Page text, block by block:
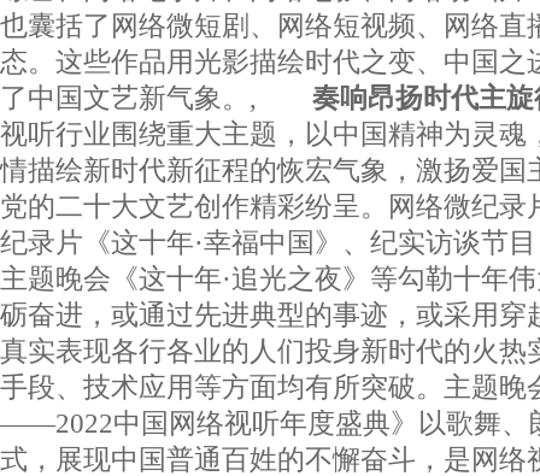
也囊括了网络微短剧、网络短视频、网络直
态。这些作品用光影描绘时代之变、中国之
了中国文艺新气象。, 奏响昂扬时代主旋
视听行业围绕重大主题，以中国精神为灵魂
情描绘新时代新征程的恢宏气象，激扬
党的二十大文艺创作精彩纷呈。网络微纪录
纪录片《这十年·幸福中国》、纪实访谈节
主题晚会《这十年·追光之夜》等勾勒十年
砺奋进，或通过先进典型的事迹，或采用穿
真实表现各行各业的人们投身新时代的火热
手段、技术应用等方面均有所突破。主题晚
——2022中国网络视听年度盛典》以歌舞、
式，展现中国普通百姓的不懈奋斗，是网络